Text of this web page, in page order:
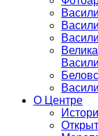
О Центре